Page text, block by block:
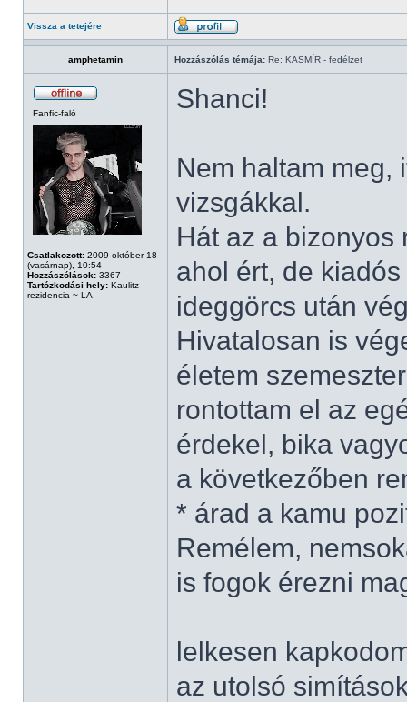
Vissza a tetejére
amphetamin Hozzászólás témája: Re: KASMÍR - fedélzet
Fanfic-faló
Csatlakozott: 2009 október 18
(vasárnap), 10:54
Hozzászólások: 3367
Tartózkodási hely: Kaulitz
rezidencia ~ LA.
Shanci!
Nem haltam meg,
vizsgákkal.
Hát az a bizonyos
ahol ért, de
ideggörcs után
Hivatalosan is
életem
rontottam el az
érdekel, bika
a következőben
* árad a kamu
Remélem,
is fogok érezni
lelkesen
az utolsó